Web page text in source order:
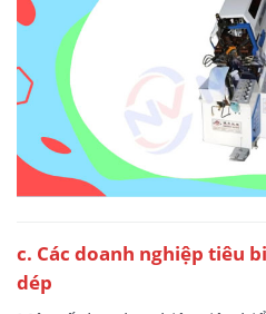
c. Các doanh nghiệp tiêu
dép